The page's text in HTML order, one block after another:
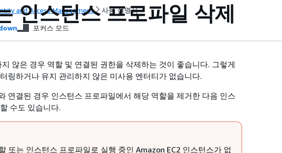
and Access Management 사용 설명서
인스턴스 프로파일 삭제
포커스 모드
않은 경우 역할 및 연결된 권한을 삭제하는 것이 좋습니다. 그렇게
링하거나 유지 관리하지 않은 미사용 엔터티가 없습니다.
연결된 경우 인스턴스 프로파일에서 해당 역할을 제거한 다음 인스
수도 있습니다.
또는 인스턴스 프로파일로 실행 중인 Amazon EC2 인스턴스가 없